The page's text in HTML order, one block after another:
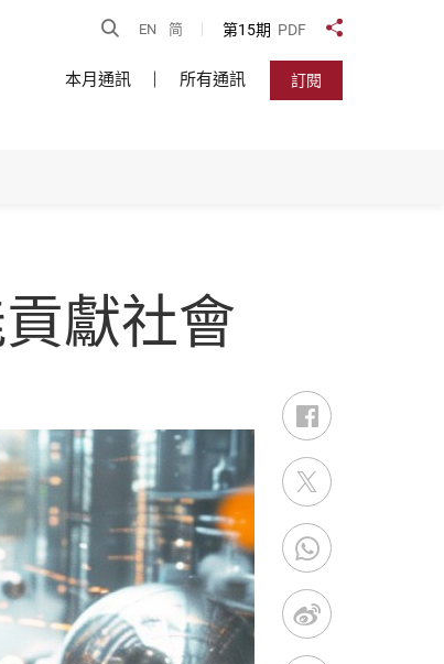
開啟搜尋
EN 简 第15期 PDF 分享到
本月通訊 所有通訊 訂閱
獻社會